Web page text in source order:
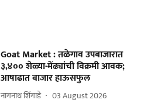
Goat Market : तळेगाव उपबाजारात
३,४०० शेळ्या-मेंढ्यांची विक्रमी आवक;
आषाढात बाजार हाऊसफुल
नागनाथ शिंगाडे 03 August 2026